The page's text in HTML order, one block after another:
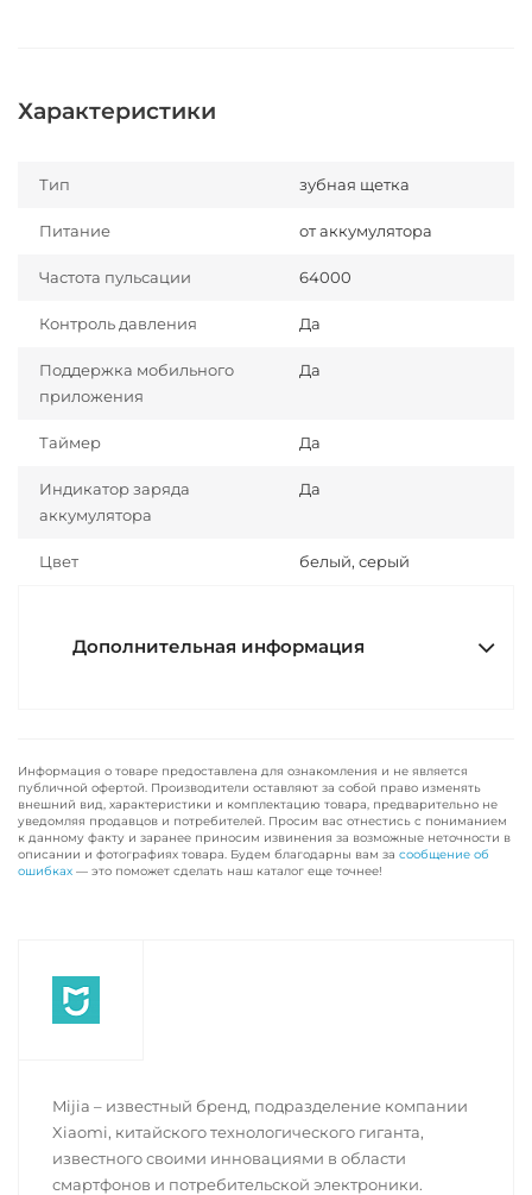
Характеристики
Тип зубная щетка
Питание от аккумулятора
Частота пульсации 64000
Контроль давления Да
Поддержка мобильного
приложения
Да
Таймер Да
Индикатор заряда
аккумулятора
Да
Цвет белый, серый
Дополнительная информация
Информация о товаре предоставлена для ознакомления и не является
публичной офертой. Производители оставляют за собой право изменять
внешний вид, характеристики и комплектацию товара, предварительно не
уведомляя продавцов и потребителей. Просим вас отнестись с пониманием
к данному факту и заранее приносим извинения за возможные неточности в
описании и фотографиях товара. Будем благодарны вам за сообщение об
ошибках — это поможет сделать наш каталог еще точнее!
Mijia – известный бренд, подразделение компании
Xiaomi, китайского технологического гиганта,
известного своими инновациями в области
смартфонов и потребительской электроники.